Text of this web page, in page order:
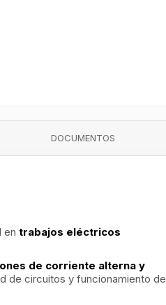
DOCUMENTOS
en trabajos eléctricos
de corriente alterna y
de circuitos y funcionamiento de